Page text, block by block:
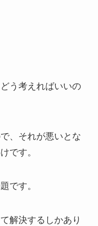
う考えればいいの
、それが悪いとな
です。
です。
解決するしかあり